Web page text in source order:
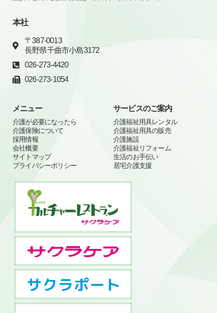
本社
〒387-0013
長野県千曲市小島3172
026-273-4420
026-273-1054
メニュー
介護が必要になったら
介護保険について
採用情報
会社概要
サイトマップ
プライバシーポリシー
サービスのご案内
介護福祉用具レンタル
介護福祉用具の販売
介護施設
介護福祉リフォーム
生活のお手伝い
居宅介護支援